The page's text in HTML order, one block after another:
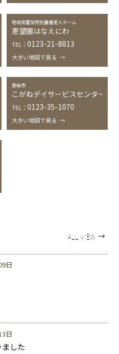
地域密着型特別養護老人ホーム
恵望園はなえにわ
TEL：0123-21-8813
大きい地図で見る →
恵庭市
こがねデイサービスセンター
TEL：0123-35-1070
大きい地図で見る →
ALL VIEW →
日
日
した